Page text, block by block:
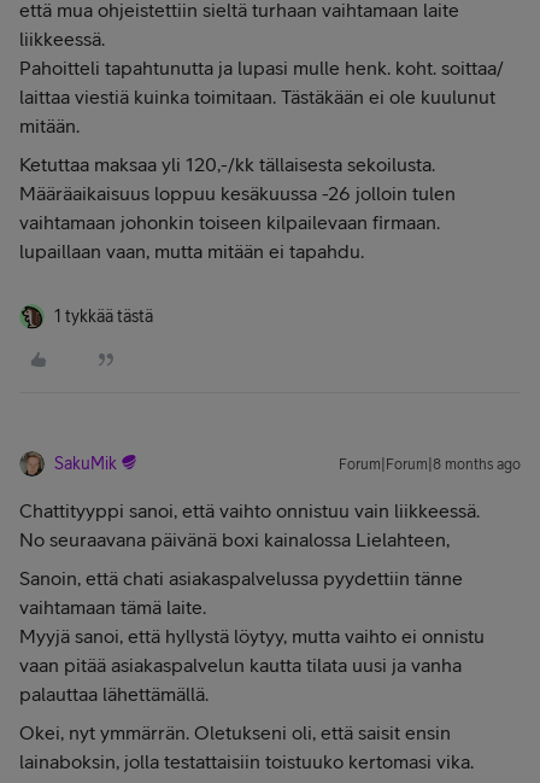
että mua ohjeistettiin sieltä turhaan vaihtamaan laite
liikkeessä.
Pahoitteli tapahtunutta ja lupasi mulle henk. koht. soittaa/
laittaa viestiä kuinka toimitaan. Tästäkään ei ole kuulunut
mitään.
Ketuttaa maksaa yli 120,-/kk tällaisesta sekoilusta.
Määräaikaisuus loppuu kesäkuussa -26 jolloin tulen
vaihtamaan johonkin toiseen kilpailevaan firmaan.
lupaillaan vaan, mutta mitään ei tapahdu.
1 tykkää tästä
SakuMik Forum|Forum|8 months ago
Chattityyppi sanoi, että vaihto onnistuu vain liikkeessä.
No seuraavana päivänä boxi kainalossa Lielahteen,
Sanoin, että chati asiakaspalvelussa pyydettiin tänne
vaihtamaan tämä laite.
Myyjä sanoi, että hyllystä löytyy, mutta vaihto ei onnistu
vaan pitää asiakaspalvelun kautta tilata uusi ja vanha
palauttaa lähettämällä.
Okei, nyt ymmärrän. Oletukseni oli, että saisit ensin
lainaboksin, jolla testattaisiin toistuuko kertomasi vika.